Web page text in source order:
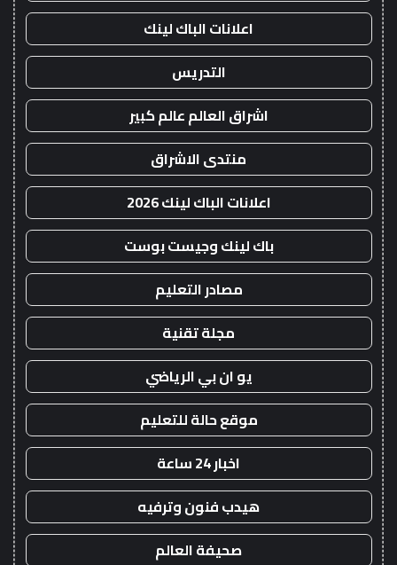
اعلانات الباك لينك
التدريس
اشراق العالم عالم كبير
منتدى الاشراق
اعلانات الباك لينك 2026
باك لينك وجيست بوست
مصادر التعليم
مجلة تقنية
يو ان بي الرياضي
موقع حالة للتعليم
اخبار 24 ساعة
هيدب فنون وترفيه
صحيفة العالم